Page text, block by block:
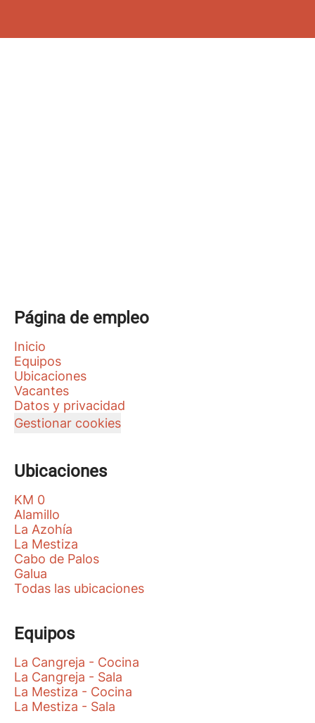
Página de empleo
Inicio
Equipos
Ubicaciones
Vacantes
Datos y privacidad
Gestionar cookies
Ubicaciones
KM 0
Alamillo
La Azohía
La Mestiza
Cabo de Palos
Galua
Todas las ubicaciones
Equipos
La Cangreja - Cocina
La Cangreja - Sala
La Mestiza - Cocina
La Mestiza - Sala